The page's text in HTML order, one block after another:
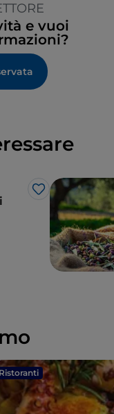
e vuoi
Like
Ristoranti